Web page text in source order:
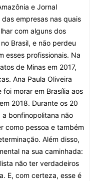
e Jornal
empresas nas quais
com alguns dos
Brasil, e não perdeu
esses profissionais. Na
de Minas em 2017,
Ana Paula Oliveira
foi morar em Brasília aos
2018. Durante os 20
bonfinopolitana não
como pessoa e também
Além disso,
na sua caminhada:
não ter verdadeiros
E, com certeza, esse é